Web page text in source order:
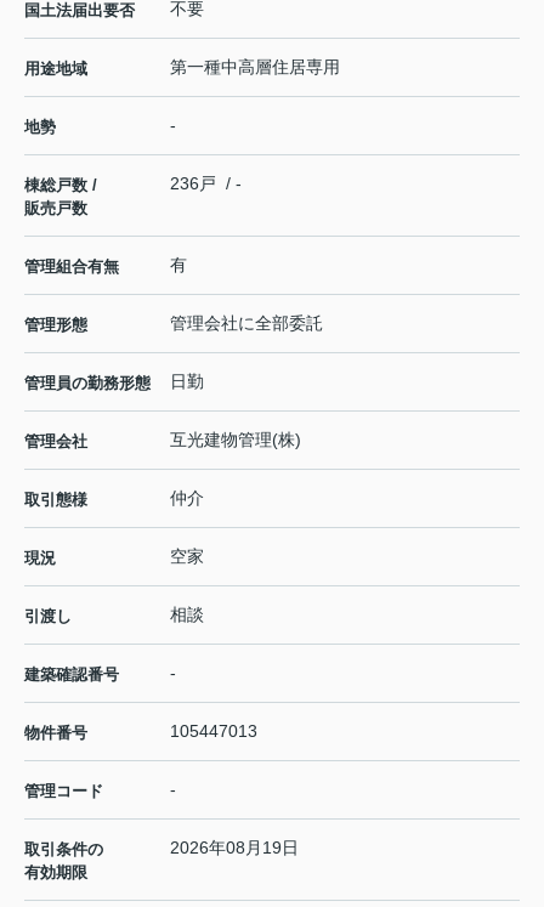
国土法届出要否 不要
用途地域 第一種中高層住居専用
地勢 -
棟総戸数 /
販売戸数
236戸 / -
管理組合有無 有
管理形態 管理会社に全部委託
管理員の勤務形態 日勤
管理会社 互光建物管理(株)
取引態様 仲介
現況 空家
引渡し 相談
建築確認番号 -
物件番号 105447013
管理コード -
取引条件の
有効期限
2026年08月19日